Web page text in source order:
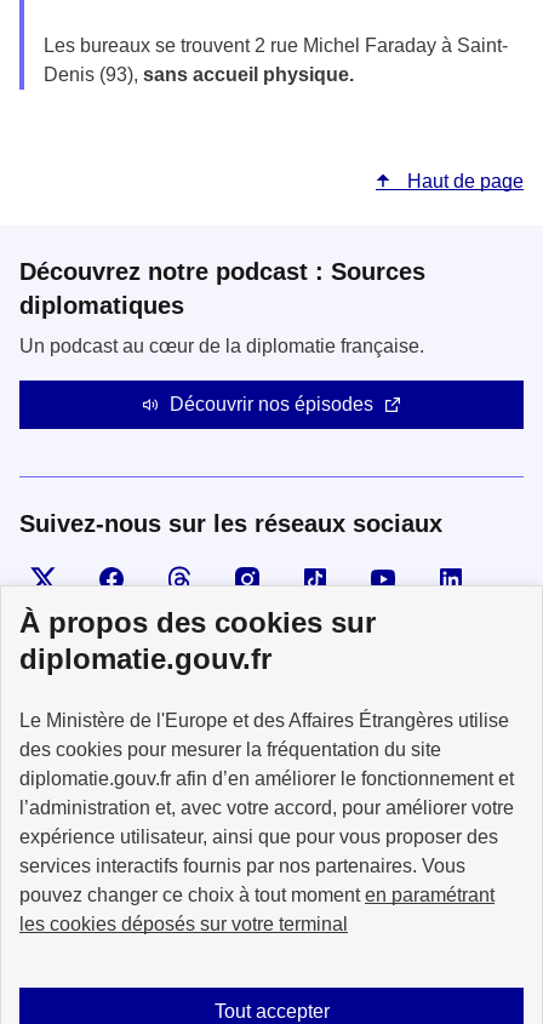
À propos des cookies sur
diplomatie.gouv.fr
Le Ministère de l'Europe et des Affaires Étrangères utilise
des cookies pour mesurer la fréquentation du site
diplomatie.gouv.fr afin d’en améliorer le fonctionnement et
l’administration et, avec votre accord, pour améliorer votre
expérience utilisateur, ainsi que pour vous proposer des
services interactifs fournis par nos partenaires. Vous
pouvez changer ce choix à tout momenten paramétrant
les cookies déposés sur votre terminal
Tout accepter
Les bureaux se trouvent 2 rue Michel Faraday à Saint-
Denis (93), sans accueil physique.
Haut de page
Découvrez notre podcast : Sources
diplomatiques
Un podcast au cœur de la diplomatie française.
Découvrir nos épisodes
Suivez-nous sur les réseaux sociaux
Visiter la page XSuivez-nous sur Facebook
Visiter le compte Threads
Visiter le compte Instagram
Visiter le compte TikTok
Visiter le
MINISTÈRE
DE L'EUROPE
ET DES AFFAIRES
ÉTRANGÈRES
info.gouv.fr service-public.fr